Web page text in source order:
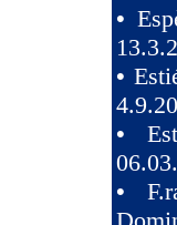
•
•
•
•